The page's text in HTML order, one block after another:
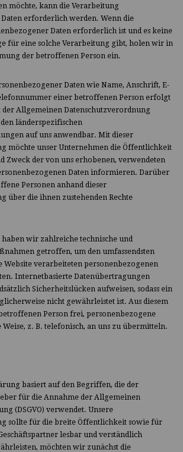
möchte, kann die Verarbeitung
erforderlich werden. Wenn die
Daten erforderlich ist und es keine
für eine solche Verarbeitung gibt, holen wir in
der betroffenen Person ein.
Daten wie Name, Anschrift, E-
einer betroffenen Person erfolgt
der Allgemeinen Datenschutzverordnung
länderspezifischen
auf uns anwendbar. Mit dieser
möchte unser Unternehmen die Öffentlichkeit
Zweck der von uns erhobenen, verwendeten
Daten informieren. Darüber
Personen anhand dieser
über die ihnen zustehenden Rechte
wir zahlreiche technische und
getroffen, um den umfassendsten
Website verarbeiteten personenbezogenen
Internetbasierte Datenübertragungen
Sicherheitslücken aufweisen, sodass ein
nicht gewährleistet ist. Aus diesem
Person frei, personenbezogene
z. B. telefonisch, an uns zu übermitteln.
basiert auf den Begriffen, die der
für die Annahme der Allgemeinen
(DSGVO) verwendet. Unsere
sollte für die breite Öffentlichkeit sowie für
lesbar und verständlich
möchten wir zunächst die